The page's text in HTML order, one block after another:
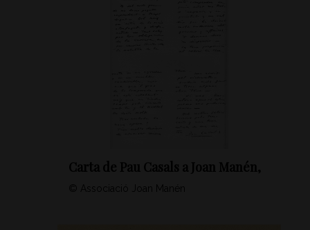
Carta de Pau Casals a Joan Manén,
© Associació Joan Manén